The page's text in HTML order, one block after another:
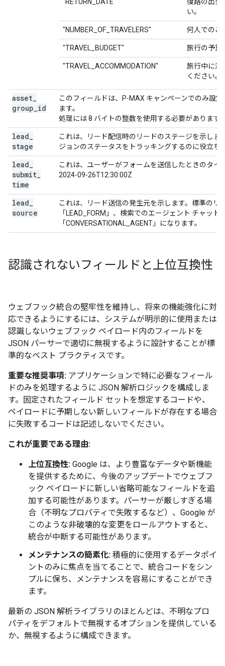
い。
"NUMBER_OF_TRAVELERS" 何人でのご
"TRAVEL_BUDGET" 旅行の予算
"TRAVEL_ACCOMMODATION"
旅行中に滞
ください。
asset
group id
このフィールドは、P-MAX キャンペーンでのみ設
ます。
処理には 8 バイトの整数を使用する必要があります
lead
stage
これは、リード配信時のリードのステージを示し
ジョンのステータスをトラッキングするのに役立ち
lead
submit
time
これは、ユーザーがフォームを送信したときのタイ
2024-09-26T12:30:00Z
lead
source
これは、リード送信の発生元を示します。標準の
「LEAD_FORM」、検索でのエージェント チャッ
「CONVERSATIONAL_AGENT」になります。
認識されないフィールドと上位互換性
ウェブフック統合の堅牢性を維持し、将来の機能強化に対
応できるようにするには、システムが明示的に使用または
認識しないウェブフック ペイロード内のフィールドを
JSON パーサーで適切に無視するように設計することが標
準的なベスト プラクティスです。
重要な推奨事項: アプリケーションで特に必要なフィール
ドのみを処理するように JSON 解析ロジックを構成しま
す。固定されたフィールド セットを想定するコードや、
ペイロードに予期しない新しいフィールドが存在する場合
に失敗するコードは記述しないでください。
これが重要である理由:
上位互換性: Google は、より豊富なデータや新機能
を提供するために、今後のアップデートでウェブフ
ック ペイロードに新しい省略可能なフィールドを追
加する可能性があります。パーサーが厳しすぎる場
合（不明なプロパティで失敗するなど）、Google が
このような非破壊的な変更をロールアウトすると、
統合が中断する可能性があります。
メンテナンスの簡素化: 積極的に使用するデータポイ
ントのみに焦点を当てることで、統合コードをシン
プルに保ち、メンテナンスを容易にすることができ
ます。
最新の JSON 解析ライブラリのほとんどは、不明なプロ
パティをデフォルトで無視するオプションを提供している
か、無視するように構成できます。